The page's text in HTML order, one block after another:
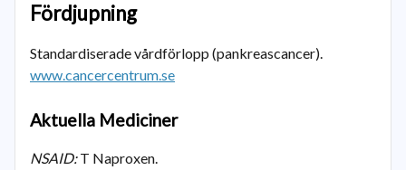
Fördjupning
Standardiserade vårdförlopp (pankreascancer).
www.cancercentrum.se
Aktuella Mediciner
NSAID:T Naproxen.